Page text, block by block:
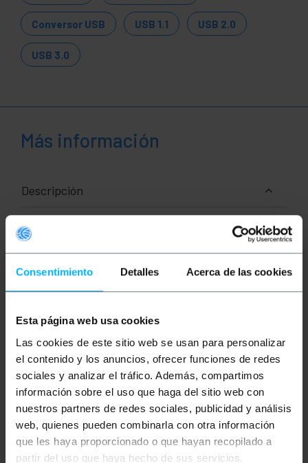
Consentimiento Detalles Acerca de las cookies
Esta página web usa cookies
Las cookies de este sitio web se usan para personalizar
el contenido y los anuncios, ofrecer funciones de redes
sociales y analizar el tráfico. Además, compartimos
información sobre el uso que haga del sitio web con
nuestros partners de redes sociales, publicidad y análisis
web, quienes pueden combinarla con otra información
que les haya proporcionado o que hayan recopilado a
partir del uso que haya hecho de sus servicios.
Conversor USB USB 1.1 USB 2.0
USB 3.0
Más información
Descripción
Cable USB 3.0 o SuperSpeed USB basado en
conectores USB 3.0 tipo A macho en en un extremo
y B macho en el otro extremo. Cable de color azul o
negro que permite un ancho de banda de 5 Gbps.
Compatible con USB 2.0 (Hi-Speed USB) y con USB
1.1. Longitud del cable de 0,5 m.
Peso bruto: 40 g
Medidas del producto (ancho x profundidad x
alto): 1.6 x 25.0 x 1.7 cm
Número de paquetes: 1
Medidas del paquete: 19.5 x 10.0 x 1.7 cm